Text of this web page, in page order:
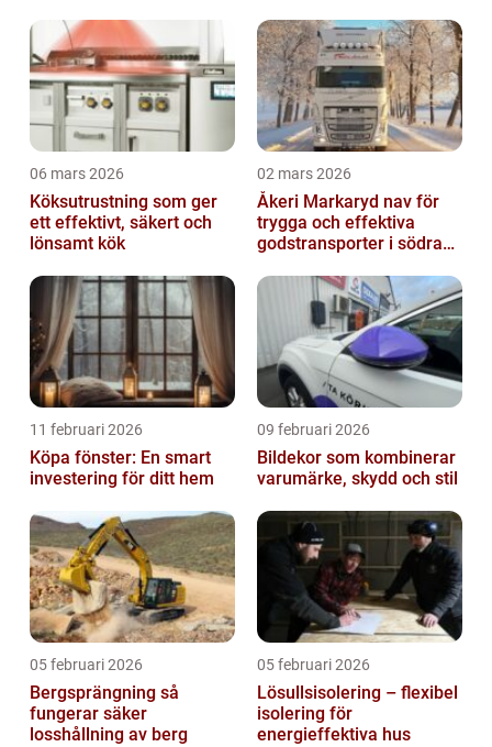
06 mars 2026
Köksutrustning som ger
ett effektivt, säkert och
lönsamt kök
02 mars 2026
Åkeri Markaryd nav för
trygga och effektiva
godstransporter i södra
11 februari 2026
Köpa fönster: En smart
investering för ditt hem
09 februari 2026
Bildekor som kombinerar
varumärke, skydd och stil
05 februari 2026
Bergsprängning så
fungerar säker
losshållning av berg
05 februari 2026
Lösullsisolering – flexibel
isolering för
energieffektiva hus